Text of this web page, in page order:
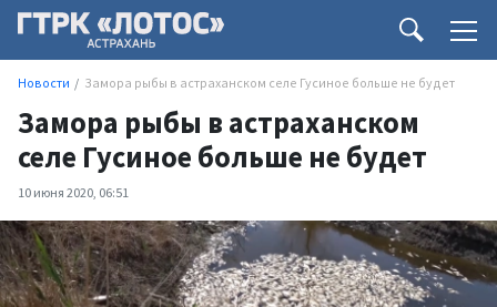
Новости Замора рыбы в астраханском селе Гусиное больше не будет
Замора рыбы в астраханском
селе Гусиное больше не будет
10 июня 2020, 06:51